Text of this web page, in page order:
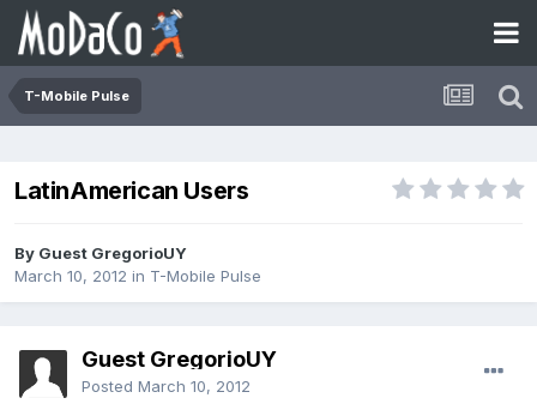
T-Mobile Pulse
LatinAmerican Users
By Guest GregorioUY
March 10, 2012 in T-Mobile Pulse
Guest GregorioUY
Posted March 10, 2012